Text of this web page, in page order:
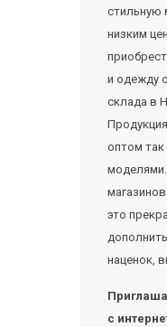
стильную
низким
и одежду
склада в
оптом
это
наценок,
с